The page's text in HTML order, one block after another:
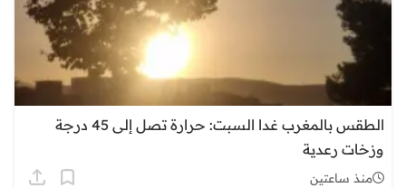
الطقس بالمغرب غدا السبت: حرارة تصل إلى 45 درجة
وزخات رعدية
منذ ساعتين